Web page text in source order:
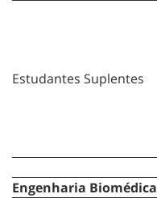
Estudantes Suplentes
Engenharia Biomédica